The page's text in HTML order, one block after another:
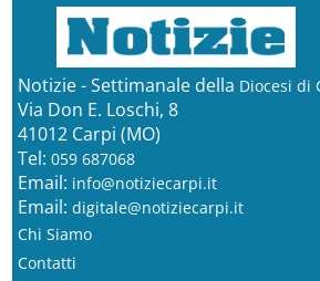
Notizie - Settimanale della Diocesi di
Via Don E. Loschi, 8
41012 Carpi (MO)
Tel: 059 687068
Email: info@notiziecarpi.it
Email: digitale@notiziecarpi.it
Chi Siamo
Contatti